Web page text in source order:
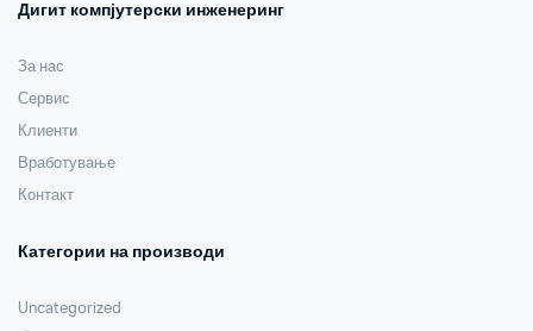
Дигит компјутерски инженеринг
За нас
Сервис
Клиенти
Вработување
Контакт
Категории на производи
Uncategorized